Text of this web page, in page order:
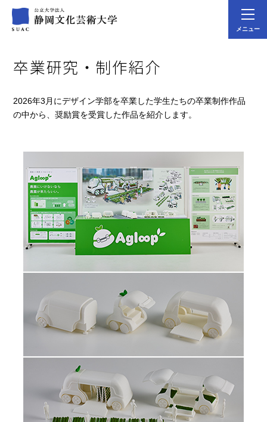
メニュー
卒業研究・制作紹介
2026年3月にデザイン学部を卒業した学生たちの卒業制作作品
の中から、奨励賞を受賞した作品を紹介します。